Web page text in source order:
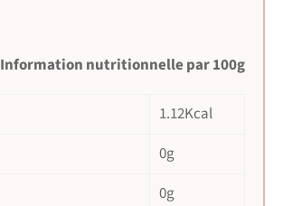
Information nutritionnelle par 100g
1.12Kcal
0g
0g